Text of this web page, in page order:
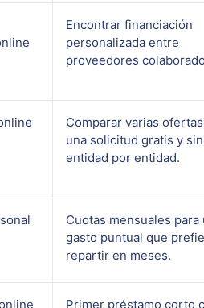
Encontrar financiación
personalizada entre
proveedores
Comparar varias
una solicitud gratis y
entidad por entidad.
Cuotas mensuales para
gasto puntual que
repartir en meses.
Primer préstamo corto